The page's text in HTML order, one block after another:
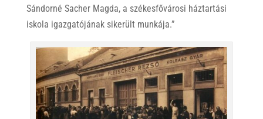
Sándorné Sacher Magda, a székesfővárosi háztartási
iskola igazgatójának sikerült munkája.”